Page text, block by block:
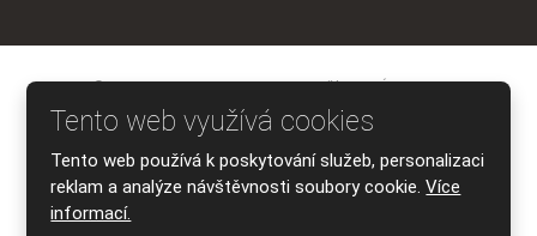
© 2026 SEED SERVICE s.r.o., vytvořila eBRÁNA s.r.o.
Mapa stránek |Podmínky použití |Ochrana osobních údajů
VYROBILA
Tento web využívá cookies
Tento web používá k poskytování služeb, personalizaci
reklam a analýze návštěvnosti soubory cookie.Více
informací.